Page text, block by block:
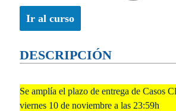
DESCRIPCIÓN
Se amplía el plazo de entrega de Casos
viernes 10 de noviembre a las 23:59h
Ir al curso